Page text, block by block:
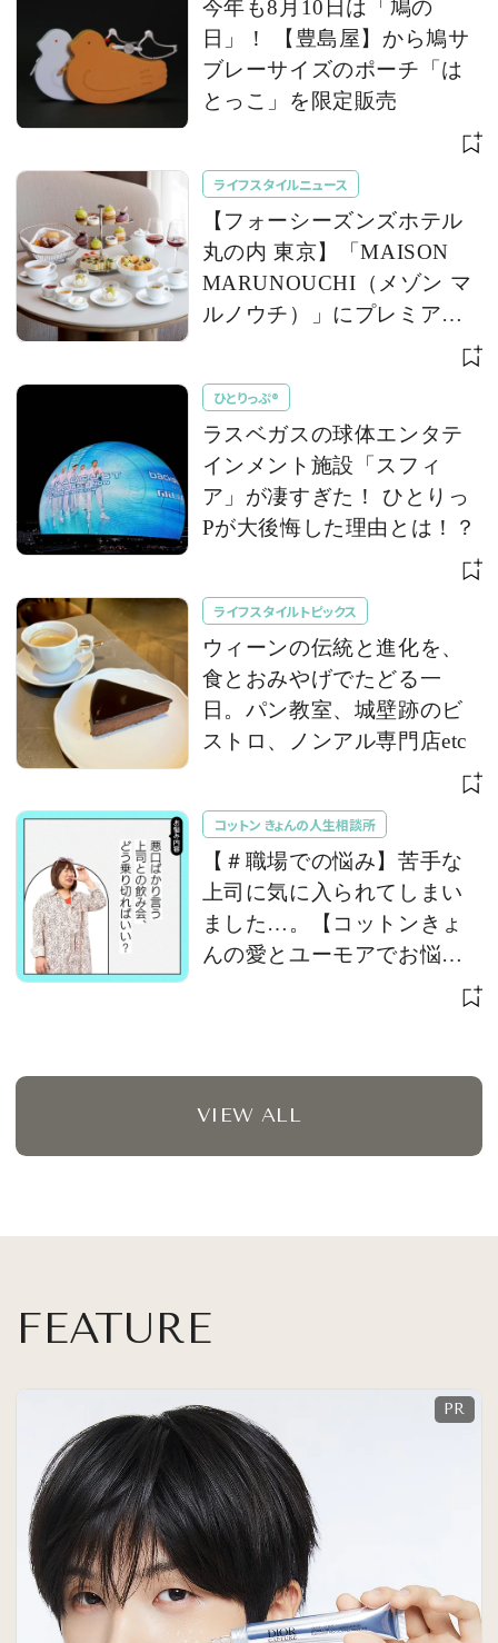
今年も8月10日は「鳩の
日」！ 【豊島屋】から鳩サ
ブレーサイズのポーチ「は
とっこ」を限定販売
ライフスタイルニュース
【フォーシーズンズホテル
丸の内 東京】「MAISON
MARUNOUCHI（メゾン マ
ルノウチ）」にプレミアム
な葡萄を堪能する「巨峰＆
ヌーンティー」が登場
ひとりっぷ®
ラスベガスの球体エンタテ
インメント施設「スフィ
ア」が凄すぎた！ ひとりっ
Pが大後悔した理由とは！？
ライフスタイルトピックス
ウィーンの伝統と進化を、
食とおみやげでたどる一
日。パン教室、城壁跡のビ
ストロ、ノンアル専門店etc
コットン きょんの人生相談所
【＃職場での悩み】苦手な
上司に気に入られてしまい
ました…。【コットンきょ
んの愛とユーモアでお悩み
VIEW ALL
FEATURE